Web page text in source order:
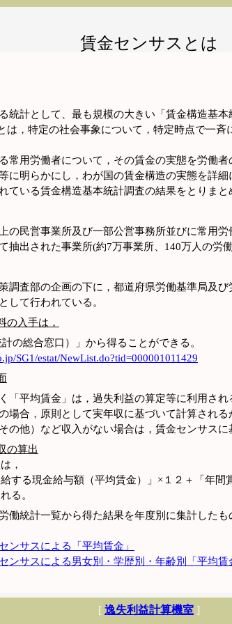
賃金センサスとは
計として、最も規模の大きい「賃金構造基本
は，特定の社会事象について，特定時点で一斉
常用労働者について，その賃金の実態を労働者
に明らかにし，わが国の賃金構造の実態を詳
ている賃金構造基本統計調査の結果をとりまと
の民営事業所及び一部公営事務所並びに常用
抽出された事業所(約7万事業所、140万人の労
調査部の企画の下に，都道府県労働基準局及
して行われている。
の入手は，
の総合窓口）」から得ることができる。
SG1/estat/NewList.do?tid=000001011429
平均賃金」は，過失利益の算定等に利用され
場合，原則として実年収に基づいて計算され
の他）など収入がない場合は，賃金センサスに
の算出
，
る現金給与額（平均賃金）」×１２＋「年間
る。
働統計一覧から得た結果を年度別に集計したも
ンサスによる「平均賃金」
ンサスによる男女別・学歴別・年齢別「平均賃
[ 逸失利益計算機室 ]